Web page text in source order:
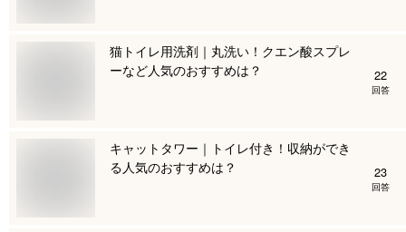
猫トイレ用洗剤｜丸洗い！クエン酸スプレ
ーなど人気のおすすめは？
22
回答
キャットタワー｜トイレ付き！収納ができ
る人気のおすすめは？
23
回答